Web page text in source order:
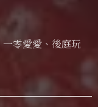
零愛愛、後庭玩